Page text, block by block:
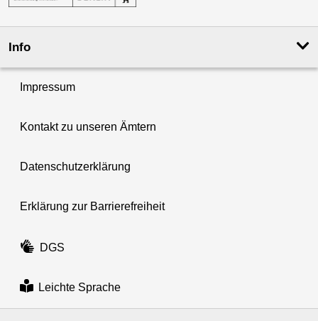
Info
Impressum
Kontakt zu unseren Ämtern
Datenschutzerklärung
Erklärung zur Barrierefreiheit
DGS
Leichte Sprache